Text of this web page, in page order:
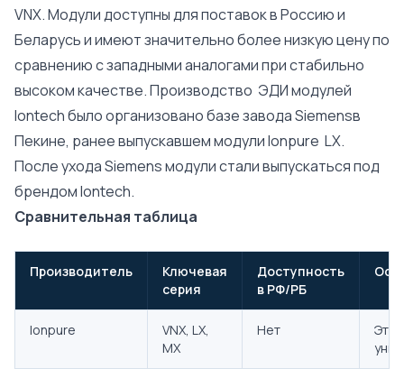
VNX. Модули доступны для поставок в Россию и
Беларусь и имеют значительно более низкую цену по
сравнению с западными аналогами при стабильно
высоком качестве. Производство ЭДИ модулей
Iontech было организовано базе завода Siemensв
Пекине, ранее выпускавшем модули Ionpure LX.
После ухода Siemens модули стали выпускаться под
брендом Iontech.
Сравнительная таблица
Производитель
Ключевая
серия
Доступность
в РФ/РБ
Ionpure
VNX, LX,
MX
Нет